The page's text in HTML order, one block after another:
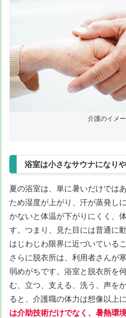
介護のイメ
浴室は小さなサウナになり
夏の浴室は、単に暑いだけでは
ため湿度が上がり、汗が蒸発し
かないと体温が下がりにくく、
す。つまり、見た目には普通に
はじわじわ限界に近づいている
さらに脱衣所は、利用者さんが
弱めがちです。浴室と脱衣所を
む、立つ、支える、洗う、声を
ると、介護職の体力は想像以上
は介助技術だけでなく、暑熱環